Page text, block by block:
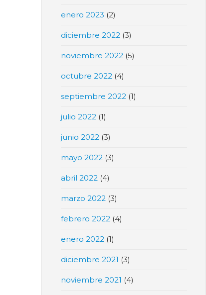
enero 2023 (2)
diciembre 2022(3)
noviembre 2022(5)
octubre 2022(4)
septiembre 2022(1)
julio 2022(1)
junio 2022(3)
mayo 2022(3)
abril 2022(4)
marzo 2022(3)
febrero 2022(4)
enero 2022(1)
diciembre 2021 (3)
noviembre 2021 (4)